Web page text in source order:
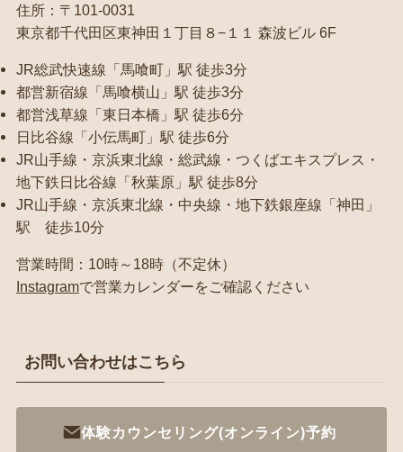
住所：〒101-0031
東京都千代田区東神田１丁目８−１１ 森波ビル 6F
JR総武快速線「馬喰町」駅 徒歩3分
都営新宿線「馬喰横山」駅 徒歩3分
都営浅草線「東日本橋」駅 徒歩6分
日比谷線「小伝馬町」駅 徒歩6分
JR山手線・京浜東北線・総武線・つくばエキスプレス・
地下鉄日比谷線「秋葉原」駅 徒歩8分
JR山手線・京浜東北線・中央線・地下鉄銀座線「神田」
駅 徒歩10分
営業時間：10時～18時（不定休）
Instagramで営業カレンダーをご確認ください
お問い合わせはこちら
体験カウンセリング(オンライン)予約